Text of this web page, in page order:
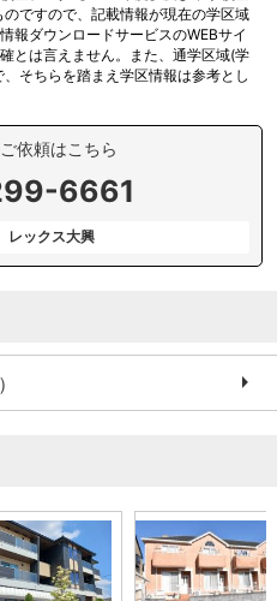
ですので、記載情報が現在の学区域
報ダウンロードサービスのWEBサイ
とは言えません。また、通学区域(学
そちらを踏まえ学区情報は参考とし
依頼はこちら
6661
ックス大興
）